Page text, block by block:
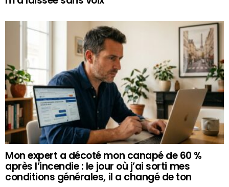
Mon expert a décoté mon canapé de 60 %
après l’incendie : le jour où j’ai sorti mes
conditions générales, il a changé de ton